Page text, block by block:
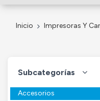
Inicio Impresoras Y
Subcategorías
Accesorios